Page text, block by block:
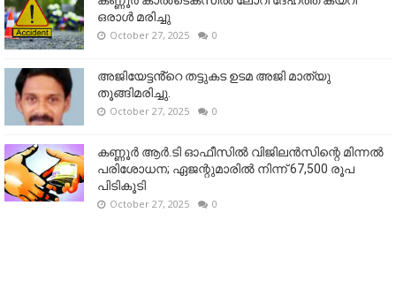
ഒരാള്‍ മരിച്ചു
October 27, 2025 0
അജിയേട്ടൻ്റെ തട്ടുകട ഉടമ അജി മാത്യു
തൂങ്ങിമരിച്ചു.
October 27, 2025 0
കണ്ണൂര്‍ ആര്‍.ടി ഓഫീസില്‍ വിജിലൻസിന്റെ മിന്നല്‍
പരിശോധന; ഏജന്റുമാരില്‍ നിന്ന് 67,500 രൂപ
പിടികൂടി
October 27, 2025 0